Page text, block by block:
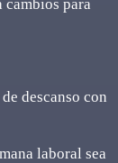
cambios para
descanso con
laboral sea